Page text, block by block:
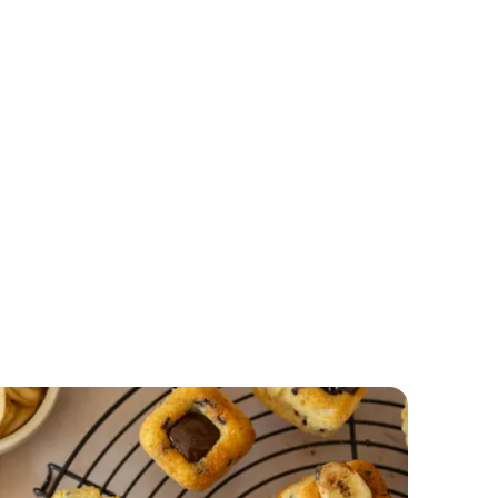
Tranches au lait de Noël